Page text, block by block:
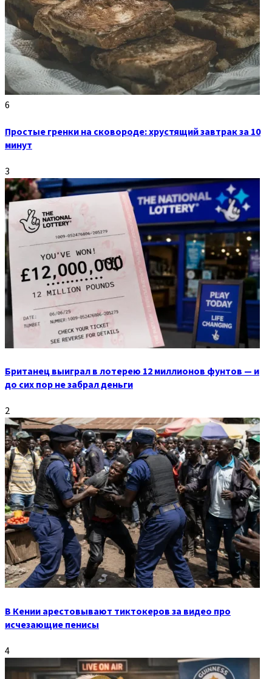
6
Простые гренки на сковороде: хрустящий завтрак за 10
минут
3
Британец выиграл в лотерею 12 миллионов фунтов — и
до сих пор не забрал деньги
2
В Кении арестовывают тиктокеров за видео про
исчезающие пенисы
4